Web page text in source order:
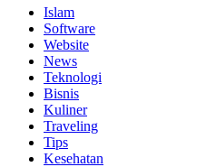
Islam
Software
Website
News
Teknologi
Bisnis
Kuliner
Traveling
Tips
Kesehatan